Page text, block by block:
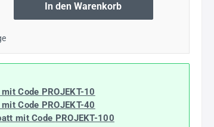
In den Warenkorb
Code PROJEKT-10
mit Code PROJEKT-40
mit Code PROJEKT-100